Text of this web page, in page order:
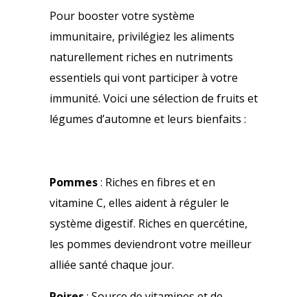
Pour booster votre système
immunitaire, privilégiez les aliments
naturellement riches en nutriments
essentiels qui vont participer à votre
immunité. Voici une sélection de fruits et
légumes d’automne et leurs bienfaits :
Pommes: Riches en fibres et en
vitamine C, elles aident à réguler le
système digestif. Riches en quercétine,
les pommes deviendront votre meilleur
alliée santé chaque jour.